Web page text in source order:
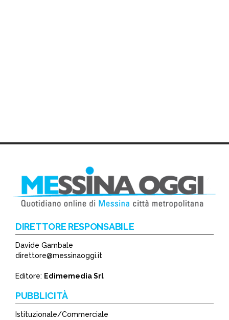
DIRETTORE RESPONSABILE
Davide Gambale
direttore@messinaoggi.it
Editore: Edimemedia Srl
PUBBLICITÀ
Istituzionale/Commerciale